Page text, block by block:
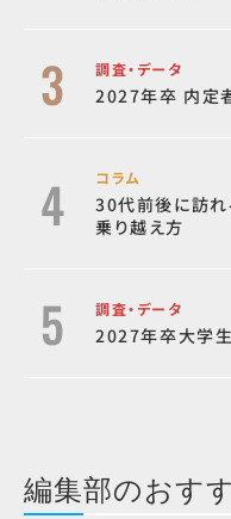
調査・データ
2027年卒 内定
コラム
30代前後に訪れ
乗り越え方
調査・データ
2027年卒大学
編集部のおす